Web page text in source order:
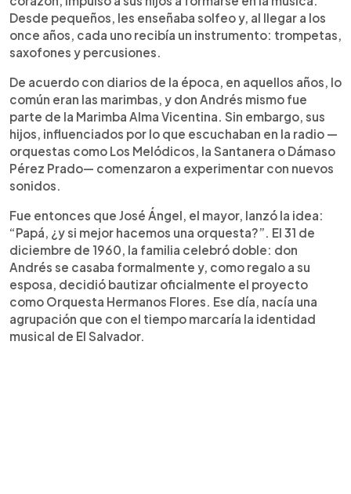
llegó en 1970 con La Bala, éxito que abrió puertas
en México y el mundo. Con más de seis décadas
de trayectoria, 36 discos y giras internacionales,
su cumbia se convirtió en símbolo cultural dentro y
fuera del país. Hoy, siguen uniendo a
generaciones y se preparan para hacer historia en
Coachella 2026, llevando el ritmo salvadoreño a
un escenario global.
Desde pequeños, les enseñaba solfeo y, al llegar a los
once años, cada uno recibía un instrumento: trompetas,
saxofones y percusiones.
De acuerdo con diarios de la época, en aquellos años, lo
común eran las marimbas, y don Andrés mismo fue
parte de la Marimba Alma Vicentina. Sin embargo, sus
hijos, influenciados por lo que escuchaban en la radio —
orquestas como Los Melódicos, la Santanera o Dámaso
Pérez Prado— comenzaron a experimentar con nuevos
sonidos.
Fue entonces que José Ángel, el mayor, lanzó la idea:
“Papá, ¿y si mejor hacemos una orquesta?”. El 31 de
diciembre de 1960, la familia celebró doble: don
Andrés se casaba formalmente y, como regalo a su
esposa, decidió bautizar oficialmente el proyecto
como Orquesta Hermanos Flores. Ese día, nacía una
agrupación que con el tiempo marcaría la identidad
musical de El Salvador.